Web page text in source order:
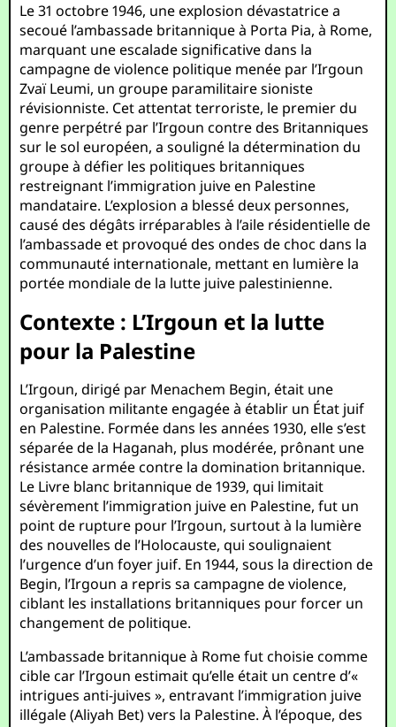
Le 31 octobre 1946, une explosion dévastatrice a
secoué l’ambassade britannique à Porta Pia, à Rome,
marquant une escalade significative dans la
campagne de violence politique menée par l’Irgoun
Zvaï Leumi, un groupe paramilitaire sioniste
révisionniste. Cet attentat terroriste, le premier du
genre perpétré par l’Irgoun contre des Britanniques
sur le sol européen, a souligné la détermination du
groupe à défier les politiques britanniques
restreignant l’immigration juive en Palestine
mandataire. L’explosion a blessé deux personnes,
causé des dégâts irréparables à l’aile résidentielle de
l’ambassade et provoqué des ondes de choc dans la
communauté internationale, mettant en lumière la
portée mondiale de la lutte juive palestinienne.
Contexte : L’Irgoun et la lutte
pour la Palestine
L’Irgoun, dirigé par Menachem Begin, était une
organisation militante engagée à établir un État juif
en Palestine. Formée dans les années 1930, elle s’est
séparée de la Haganah, plus modérée, prônant une
résistance armée contre la domination britannique.
Le Livre blanc britannique de 1939, qui limitait
sévèrement l’immigration juive en Palestine, fut un
point de rupture pour l’Irgoun, surtout à la lumière
des nouvelles de l’Holocauste, qui soulignaient
l’urgence d’un foyer juif. En 1944, sous la direction de
Begin, l’Irgoun a repris sa campagne de violence,
ciblant les installations britanniques pour forcer un
changement de politique.
L’ambassade britannique à Rome fut choisie comme
cible car l’Irgoun estimait qu’elle était un centre d’«
intrigues anti-juives », entravant l’immigration juive
illégale (Aliyah Bet) vers la Palestine. À l’époque, des